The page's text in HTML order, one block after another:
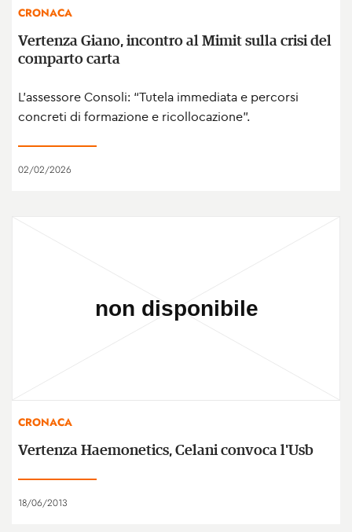
CRONACA
Vertenza Giano, incontro al Mimit sulla crisi del
comparto carta
L’assessore Consoli: “Tutela immediata e percorsi
concreti di formazione e ricollocazione”.
02/02/2026
CRONACA
Vertenza Haemonetics, Celani convoca l'Usb
18/06/2013